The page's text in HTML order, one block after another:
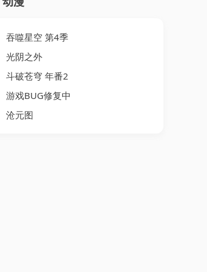
吞噬星空 第4季
光阴之外
斗破苍穹 年番2
游戏BUG修复中
沧元图